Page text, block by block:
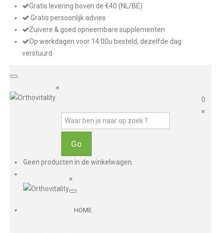
Gratis levering boven de €40 (NL/BE)
Gratis persoonlijk advies
Zuivere & goed opneembare supplementen
Op werkdagen voor 14:00u besteld, dezelfde dag
verstuurd
×
0
×
Geen producten in de winkelwagen.
×
HOME